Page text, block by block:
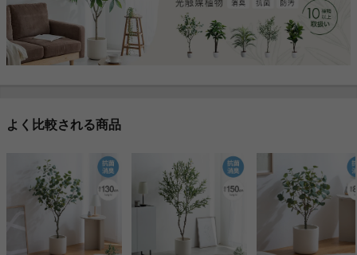
よく比較される商品